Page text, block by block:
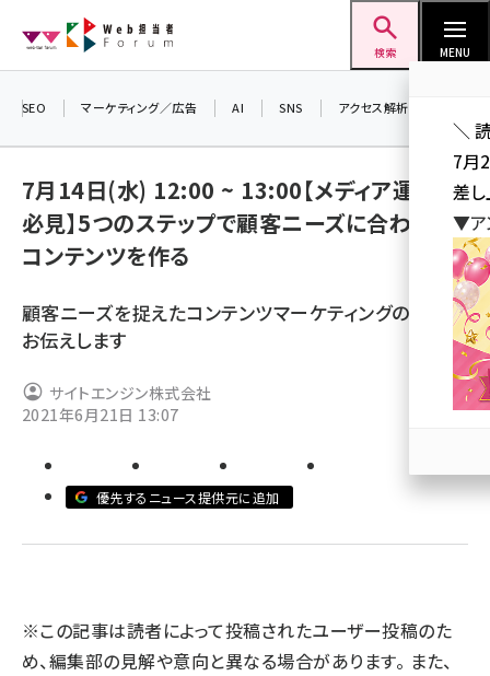
ン
検索 MENU
seo (3516)
youtube (2420)
セミナー (2296)
meo (1274)
SEO マーケティング／広告 AI SNS アクセス解析／データ分析
7月14日(水) 12:00 ~ 13:00【メディア運用者
必見】5つのステップで顧客ニーズに合わせた
コンテンツを作る
顧客ニーズを捉えたコンテンツマーケティングの方法を
お伝えします
サイトエンジン株式会社
2021年6月21日 13:07
優先するニュース提供元に追加
※この記事は読者によって投稿されたユーザー投稿のた
め、編集部の見解や意向と異なる場合があります。 また、
＼
7月
差し
▼ア